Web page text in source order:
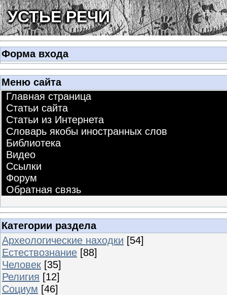
УСТЬЕ РЕЧИ
Форма входа
Меню сайта
Главная страница
Статьи сайта
Статьи из Интернета
Словарь якобы иностранных слов
Библиотека
Видео
Ссылки
Форум
Обратная связь
Категории раздела
Археологические находки [54]
Естествознание [88]
Человек [35]
Религия [12]
Социум [46]